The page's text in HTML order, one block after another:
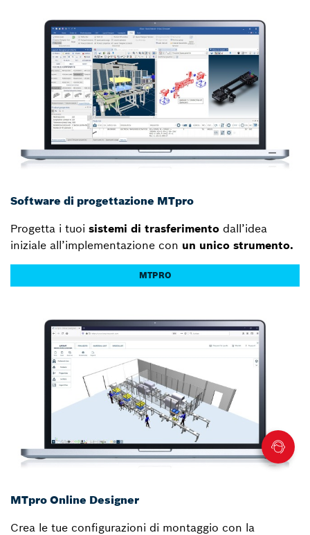
Software di progettazione MTpro
Progetta i tuoi sistemi di trasferimento dall’idea
iniziale all’implementazione con un unico strumento.
MTPRO
MTpro Online Designer
Crea le tue configurazioni di montaggio con la